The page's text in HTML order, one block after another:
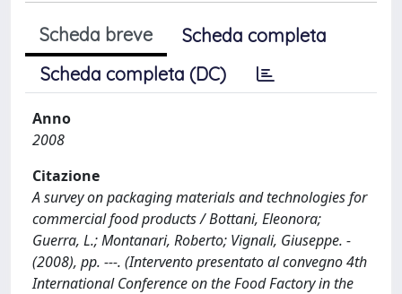
Scheda breve
Scheda completa
Scheda completa (DC)
Anno
2008
Citazione
A survey on packaging materials and technologies for
commercial food products / Bottani, Eleonora;
Guerra, L.; Montanari, Roberto; Vignali, Giuseppe. -
(2008), pp. ---. (Intervento presentato al convegno 4th
International Conference on the Food Factory in the